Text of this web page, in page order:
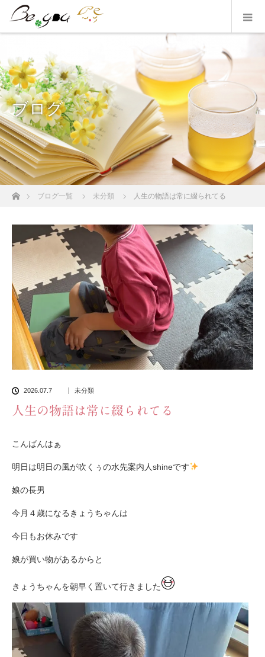
ブログ
ホームブログ一覧 未分類 人生の物語は常に綴られてる
2026.07.7 未分類
人生の物語は常に綴られてる
こんばんはぁ
明日は明日の風が吹くぅの水先案内人shineです
娘の長男
今月４歳になるきょうちゃんは
今日もお休みです
娘が買い物があるからと
きょうちゃんを朝早く置いて行きました